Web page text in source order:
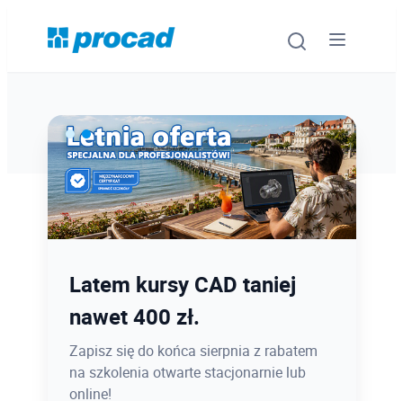
Ostatnie dni promocji Blind
Bird
12.08 o 12:08 zamykamy Blind Bird na
PROCAD EXPO 2026 - dołącz w
najlepszej cenie!
Latem kursy CAD taniej
nawet 400 zł.
Zapisz się do końca sierpnia z rabatem
na szkolenia otwarte stacjonarnie lub
online!
Oprogramowanie
Szkolenia
Urządzenia i serwis